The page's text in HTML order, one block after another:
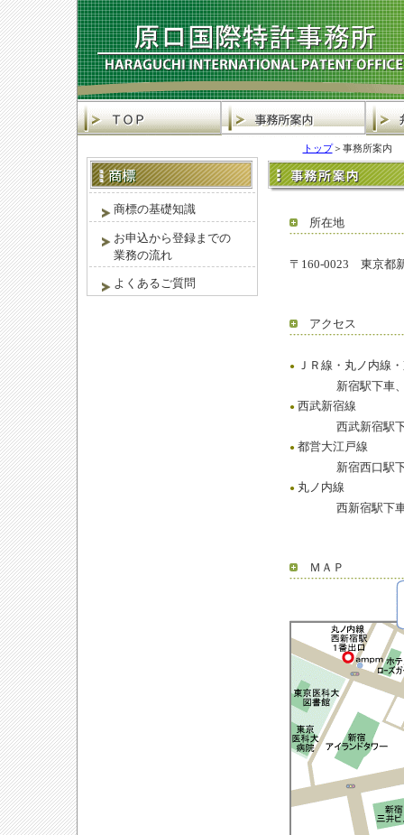
商標の基礎知識
お申込から登録までの
業務の流れ
よくあるご質問
トップ＞事務所案内
所在地
〒160-0023 東京都
アクセス
●
ＪＲ線・丸ノ内線
新宿駅下車、西
● 西武新宿線
西武新宿駅下車
● 都営大江戸線
新宿西口駅下車
● 丸ノ内線
西新宿駅下車、
ＭＡＰ